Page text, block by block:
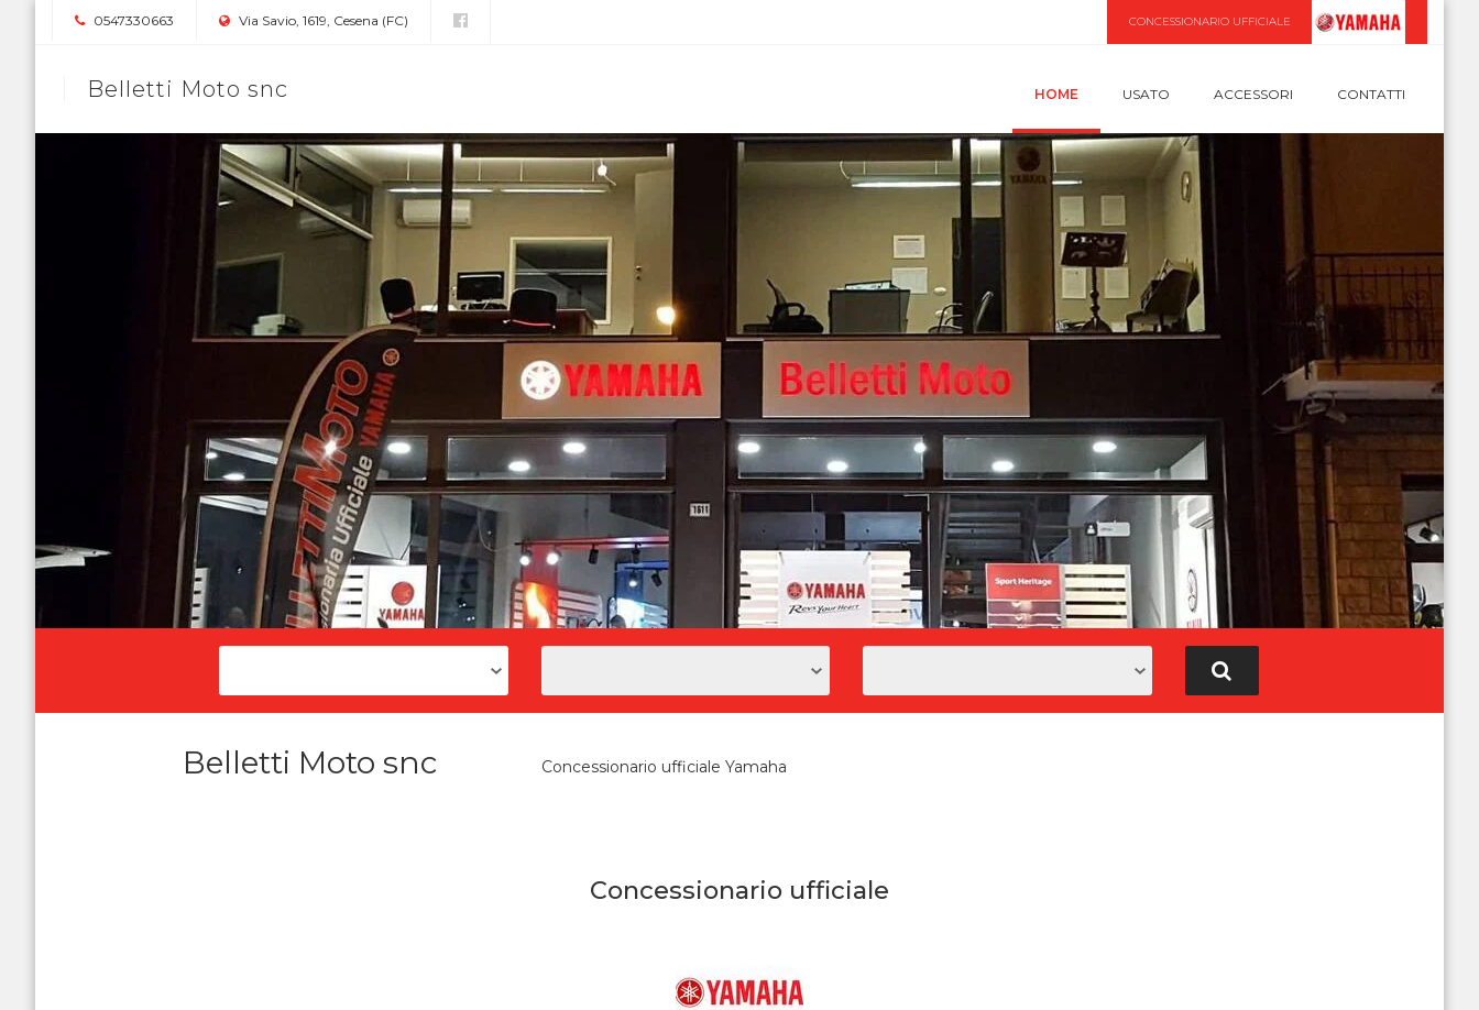
0547330663 Via Savio, 1619, Cesena (FC) CONCESSIONARIO UFFICIALE
Belletti Moto snc HOME USATO ACCESSORI CONTATTI
Belletti Moto snc Concessionario ufficiale Yamaha
Concessionario ufficiale